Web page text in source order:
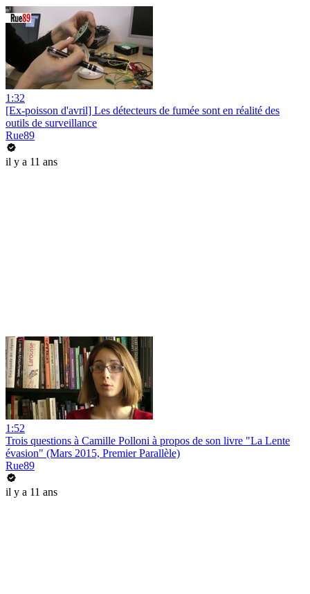
1:32
[Ex-poisson d'avril] Les détecteurs de fumée sont en réalité des
outils de surveillance
Rue89
il y a 11 ans
1:52
Trois questions à Camille Polloni à propos de son livre "La Lente
évasion" (Mars 2015, Premier Parallèle)
Rue89
il y a 11 ans